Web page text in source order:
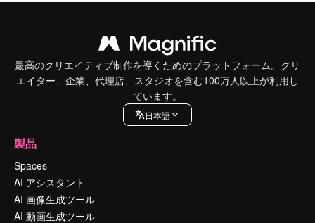
最高のクリエイティブ制作を導くためのプラットフォーム。クリ
エイター、企業、代理店、スタジオを含む100万人以上が利用し
ています。
日本語
製品
Spaces
AI アシスタント
AI 画像生成ツール
AI 動画生成ツール